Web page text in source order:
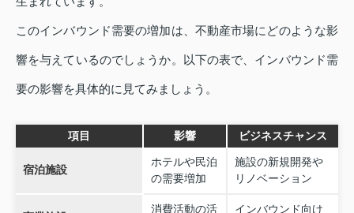
このインバウンド需要の増加は、不動産市場にどのような影
響を与えているのでしょうか。以下の表で、インバウンド需
要の影響を具体的に見てみましょう。
項目 影響 ビジネスチャンス
宿泊施設
ホテルや民泊
の需要増加
施設の新規開発や
リノベーション
消費活動の活
インバウンド向け